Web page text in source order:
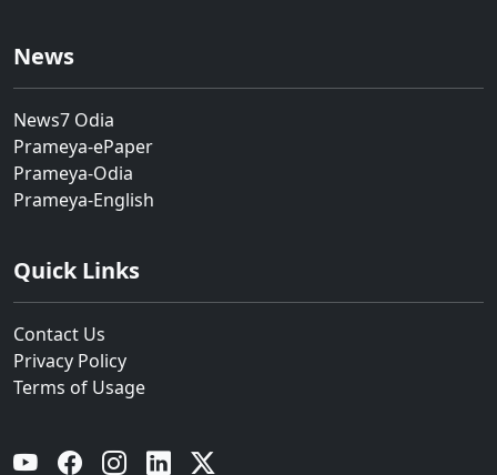
News
News7 Odia
Prameya-ePaper
Prameya-Odia
Prameya-English
Quick Links
Contact Us
Privacy Policy
Terms of Usage
YouTube Facebook Instagram Linkedin